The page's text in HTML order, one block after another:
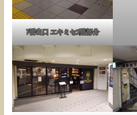
7番出口 エキミセ1階部分